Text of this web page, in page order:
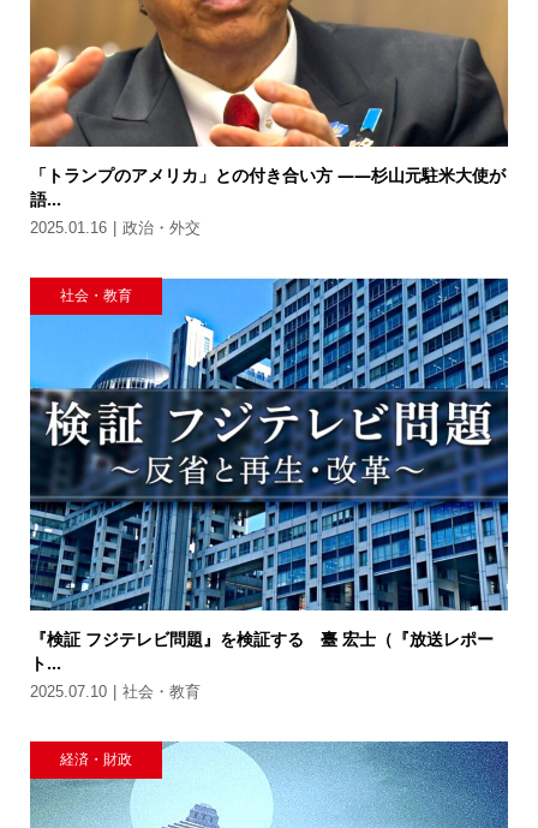
「トランプのアメリカ」との付き合い方 ――杉山元駐米大使が
語...
2025.01.16 政治・外交
社会・教育
『検証 フジテレビ問題』を検証する 臺 宏士（『放送レポー
ト...
2025.07.10 社会・教育
経済・財政